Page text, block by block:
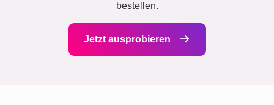
bestellen.
Jetzt ausprobieren